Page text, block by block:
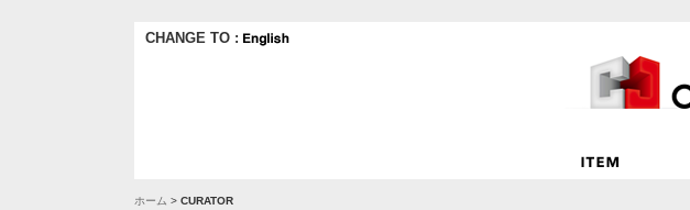
CHANGE TO :
ホーム > CURATOR